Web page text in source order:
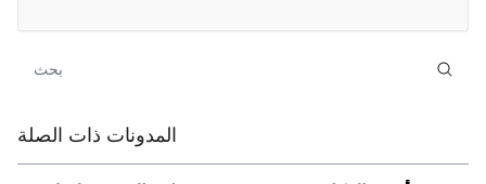
المدونات ذات الصلة